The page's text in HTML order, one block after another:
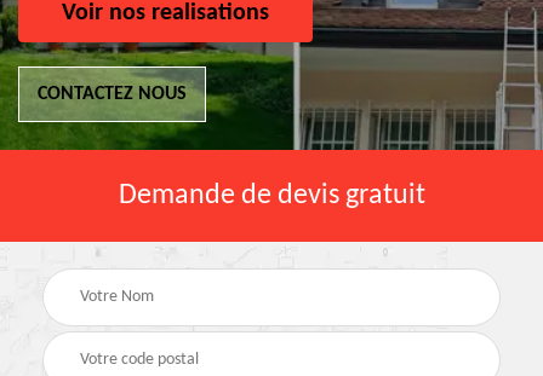
Voir nos realisations
CONTACTEZ NOUS
Demande de devis gratuit